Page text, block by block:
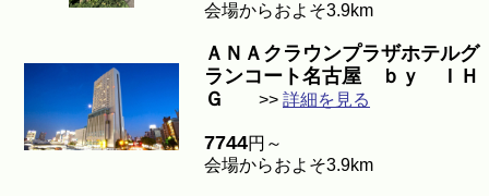
会場からおよそ3.9km
ＡＮＡクラウンプラザホテルグ
ランコート名古屋 ｂｙ ＩＨ
Ｇ
>> 詳細を見る
7744円～
会場からおよそ3.9km